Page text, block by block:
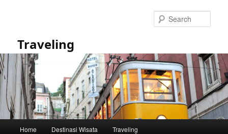
Traveling
Home Destinasi Wisata Traveling